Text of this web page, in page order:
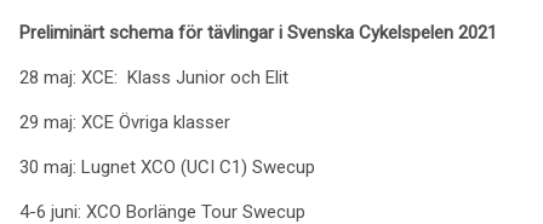
Preliminärt schema för tävlingar i Svenska Cykelspelen 2021
28 maj: XCE: Klass Junior och Elit
29 maj: XCE Övriga klasser
30 maj: Lugnet XCO (UCI C1) Swecup
4-6 juni: XCO Borlänge Tour Swecup